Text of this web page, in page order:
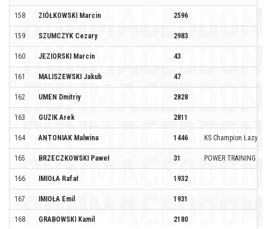
158 ZIÓŁKOWSKI Marcin 2596
159 SZUMCZYK Cezary 2983
160 JEZIORSKI Marcin 43
161 MALISZEWSKI Jakub 47
162 UMEN Dmitriy 2828
163 GUZIK Arek 2811
164 ANTONIAK Malwina 1446 KS Champion Łazy
165 BRZECZKOWSKI Paweł 31 POWER TRAINING
166 IMIOŁA Rafał 1932
167 IMIOŁA Emil 1931
168 GRABOWSKI Kamil 2180